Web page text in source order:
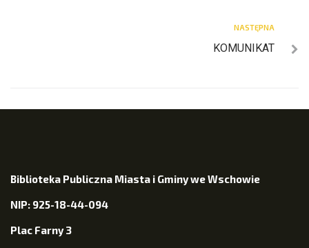
NASTĘPNA
KOMUNIKAT
Biblioteka Publiczna Miasta i Gminy we Wschowie
NIP: 925-18-44-094
Plac Farny 3